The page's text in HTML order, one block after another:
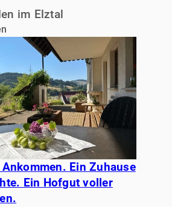
im Elztal
Ankommen. Ein Zuhause
Ein Hofgut voller